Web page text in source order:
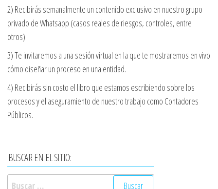
2) Recibirás semanalmente un contenido exclusivo en nuestro grupo
privado de Whatsapp (casos reales de riesgos, controles, entre
otros)
3) Te invitaremos a una sesión virtual en la que te mostraremos en vivo
cómo diseñar un proceso en una entidad.
4) Recibirás sin costo el libro que estamos escribiendo sobre los
procesos y el aseguramiento de nuestro trabajo como Contadores
Públicos.
BUSCAR EN EL SITIO:
Buscar: